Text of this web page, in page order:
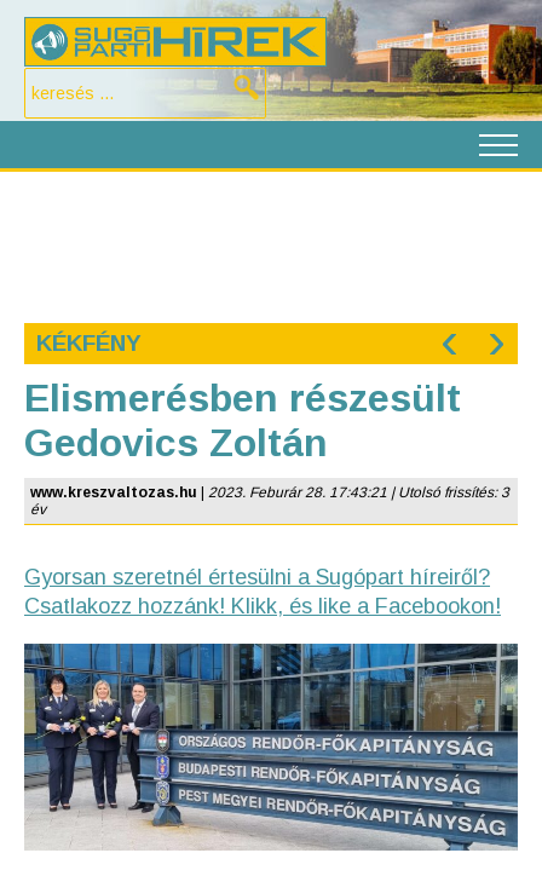
KÉKFÉNY ‹ ›
Elismerésben részesült
Gedovics Zoltán
www.kreszvaltozas.hu
2023. Feburár 28. 17:43:21 | Utolsó frissítés: 3
év
Gyorsan szeretnél értesülni a Sugópart híreiről?
Csatlakozz hozzánk! Klikk, és like a Facebookon!